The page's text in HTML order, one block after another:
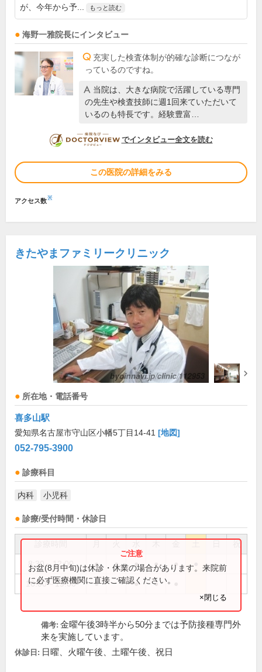
が、今年から予...
もっと読む
海野一雅院長にインタビュー
充実した検査体制が的確な診断につなが
っているのですね。
当院は、大きな病院で活躍している専門
の先生や検査技師に週1回来ていただいて
いるのも特長です。経験豊富…
DOCTORVIEW
でインタビュー全文を読む
この医院の詳細をみる
アクセス数※
きたやまファミリークリニック
所在地・電話番号
喜多山駅
愛知県名古屋市守山区小幡5丁目14-41 [地図]
052-795-3900
診療科目
内科 小児科
診療/受付時間・休診日
祝
8:30～12:00 ● ● ● ● ●
16:00～19:00 ● ● ●
お盆(8月中旬)は休診・休業の場合があります。来院前
に必ず医療機関に直接ご確認ください。
×閉じる
備考: 金曜午後3時半から50分までは予防接種専門外
来を実施しています。
休診日: 日曜、火曜午後、土曜午後、祝日